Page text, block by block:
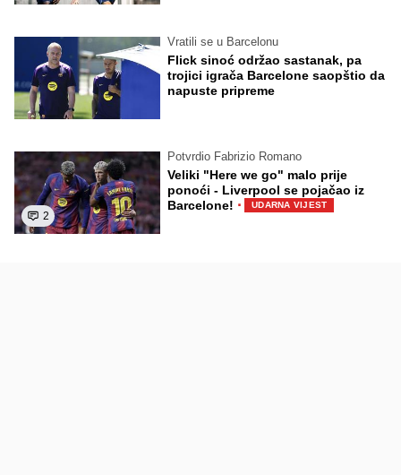
Vratili se u Barcelonu
Flick sinoć održao sastanak, pa
trojici igrača Barcelone saopštio da
napuste pripreme
2
Potvrdio Fabrizio Romano
Veliki "Here we go" malo prije
ponoći - Liverpool se pojačao iz
Barcelone! · UDARNA VIJEST